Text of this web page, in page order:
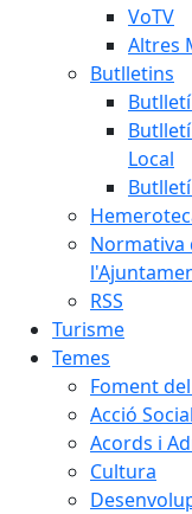
VoTV
Altres
Butlletins
Local
Normativa
RSS
Turisme
Temes
Foment
Acció
Acords i
Cultura